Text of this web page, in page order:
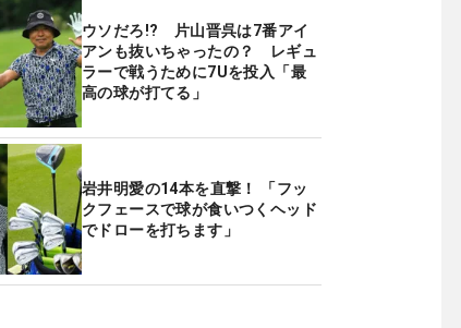
ウソだろ!? 片山晋呉は7番アイ
アンも抜いちゃったの？ レギュ
ラーで戦うために7Uを投入「最
高の球が打てる」
岩井明愛の14本を直撃！ 「フッ
クフェースで球が食いつくヘッド
でドローを打ちます」